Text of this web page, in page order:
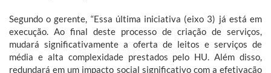
Segundo o gerente, “Essa última iniciativa (eixo 3) já está em
execução. Ao final deste processo de criação de serviços,
mudará significativamente a oferta de leitos e serviços de
média e alta complexidade prestados pelo HU. Além disso,
redundará em um impacto social significativo com a efetivação